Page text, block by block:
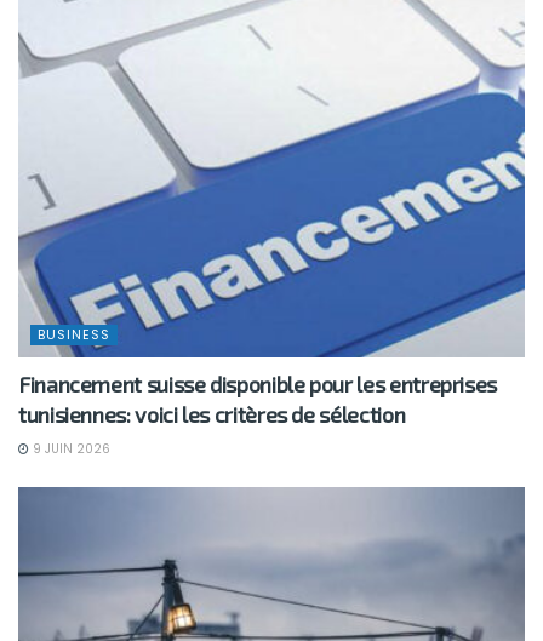
BUSINESS
Financement suisse disponible pour les entreprises
tunisiennes: voici les critères de sélection
9 JUIN 2026